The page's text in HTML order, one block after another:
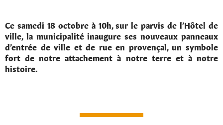
Ce samedi 18 octobre à 10h, sur le parvis de l’Hôtel de
ville, la municipalité inaugure ses nouveaux panneaux
d’entrée de ville et de rue en provençal, un symbole
fort de notre attachement à notre terre et à notre
histoire.